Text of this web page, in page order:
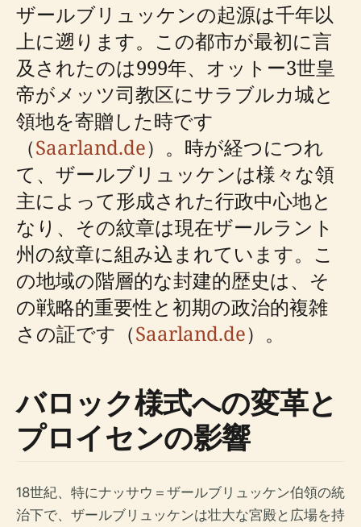
ザールブリュッケンの起源は千年以
上に遡ります。この都市が最初に言
及されたのは999年、オットー3世皇
帝がメッツ司教区にサラブルカ城と
領地を寄贈した時です
（Saarland.de）。時が経つにつれ
て、ザールブリュッケンは様々な領
主によって形成された行政中心地と
なり、その紋章は現在ザールラント
州の紋章に組み込まれています。こ
の地域の階層的な封建的歴史は、そ
の戦略的重要性と初期の政治的複雑
さの証です（Saarland.de）。
バロック様式への変革と
プロイセンの影響
18世紀、特にナッサウ＝ザールブリュッケン伯領の統
治下で、ザールブリュッケンは壮大な宮殿と広場を持